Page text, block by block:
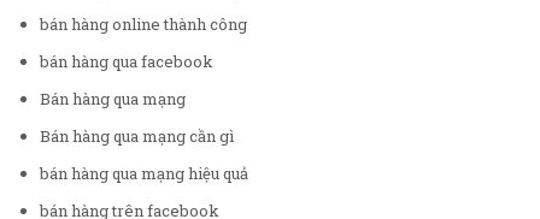
bán hàng online thành công
bán hàng qua facebook
Bán hàng qua mạng
Bán hàng qua mạng cần gì
bán hàng qua mạng hiệu quả
bán hàng trên facebook